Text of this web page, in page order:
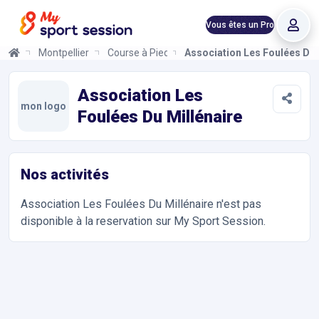
Vous êtes un Pro
Montpellier Course à Pied Association Les Foulées
mon logo
Association Les
Foulées Du Millénaire
Nos activités
Association Les Foulées Du Millénaire n'est pas
disponible à la reservation sur My Sport Session.